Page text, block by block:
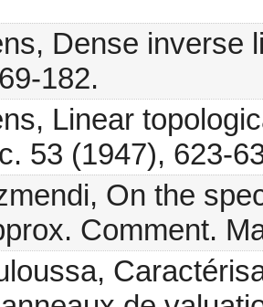
Dense inverse
182.
Linear
53 (1947), 623-
On the
Comment.